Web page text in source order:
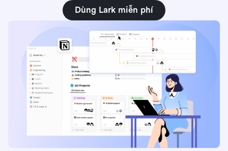
Dùng Lark miễn phí
Theo dõi thời gian trong Notion là gì?